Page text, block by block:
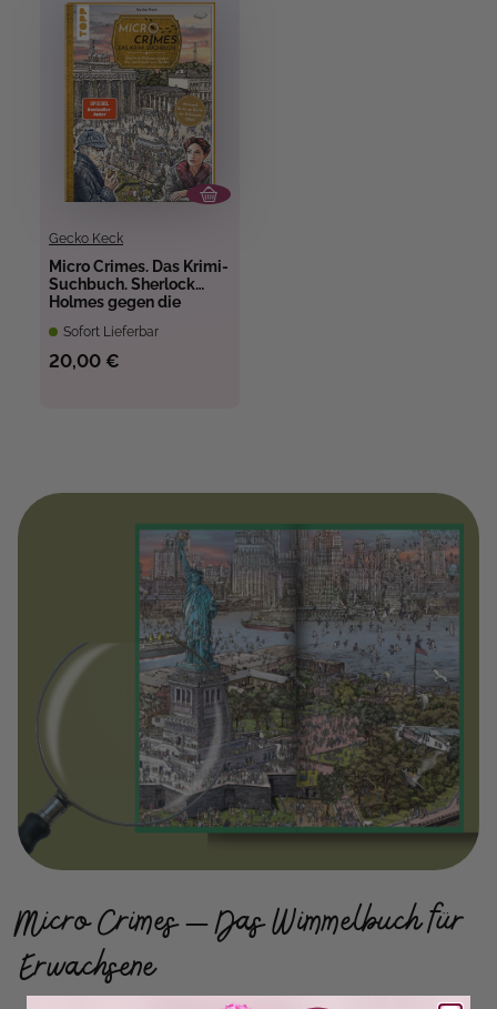
Gecko Keck
Micro Crimes. Das Krimi-
Suchbuch. Sherlock
Holmes gegen die
Sofort Lieferbar
20,00 €
Micro Crimes – Das Wimmelbuch für
Erwachsene